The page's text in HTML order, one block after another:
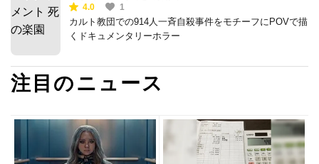
4.0 1
カルト教団での914人一斉自殺事件をモチーフにPOVで描
くドキュメンタリーホラー
注目のニュース